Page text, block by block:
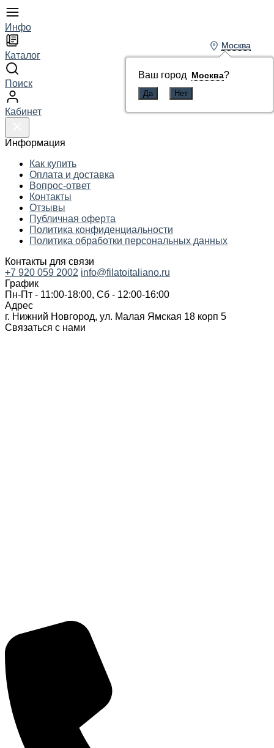
Инфо
Каталог
Поиск
Кабинет
Информация
Как купить
Оплата и доставка
Вопрос-ответ
Контакты
Отзывы
Публичная оферта
Политика конфиденциальности
Политика обработки персональных данных
Контакты для связи
Москва
Ваш город Москва?
+7 920 059 2002 info@filatoitaliano.ru
График
Пн-Пт - 11:00-18:00, Сб - 12:00-16:00
Адрес
г. Нижний Новгород, ул. Малая Ямская 18 корп 5
Связаться с нами
Москва
Ваш город Москва?